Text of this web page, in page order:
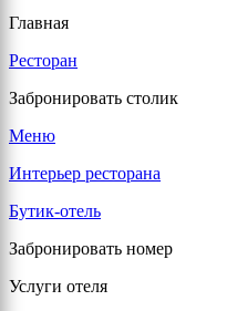
Главная
Ресторан
Забронировать столик
Меню
Интерьер ресторана
Бутик-отель
Забронировать номер
Услуги отеля